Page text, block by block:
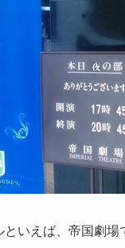
いえば、帝国劇場